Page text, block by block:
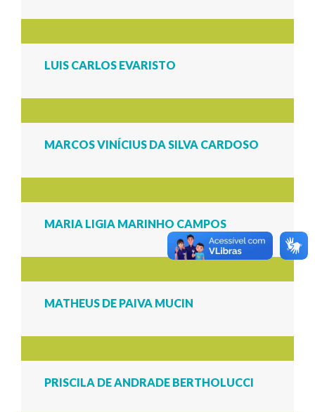
LUIS CARLOS EVARISTO
MARCOS VINÍCIUS DA SILVA CARDOSO
MARIA LIGIA MARINHO CAMPOS
MATHEUS DE PAIVA MUCIN
PRISCILA DE ANDRADE BERTHOLUCCI